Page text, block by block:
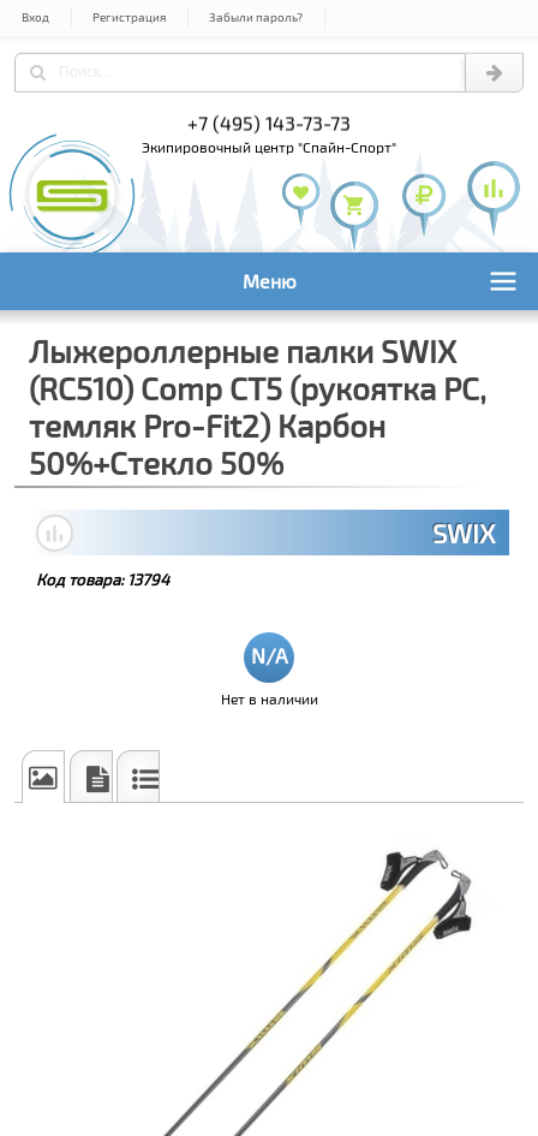
Вход Регистрация Забыли пароль?
+7 (495) 143-73-73
экипировочный центр "Спайн-Спорт"
Меню
Лыжероллерные палки SWIX
(RC510) Comp CT5 (рукоятка PC,
темляк Pro-Fit2) Карбон
50%+Стекло 50%
SWIX
Код товара: 13794
Нет в наличии